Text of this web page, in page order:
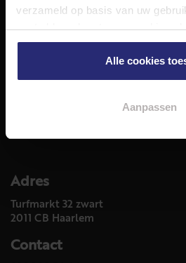
verzameld op basis van uw
gaat akkoord met onze cookies
gebruiken.
Alle cookies
Aanpassen
Diensten
Aankoop
Meer informatie over
Adres
Turfmarkt 32 zwart
2011 CB Haarlem
Contact